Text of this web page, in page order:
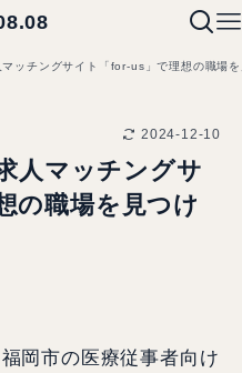
ッチングサイト「for-us」で理想の職場
2024-12-10
人マッチングサ
の職場を見つけ
岡市の医療従事者向け